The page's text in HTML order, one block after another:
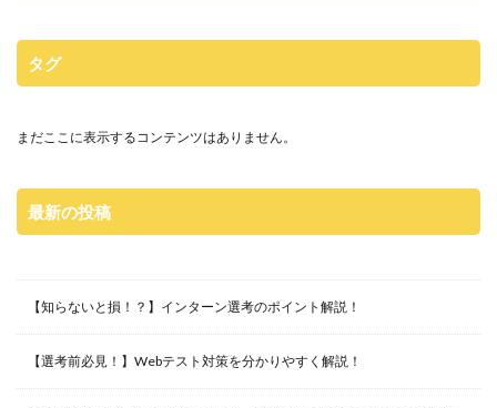
タグ
まだここに表示するコンテンツはありません。
最新の投稿
【知らないと損！？】インターン選考のポイント解説！
【選考前必見！】Webテスト対策を分かりやすく解説！